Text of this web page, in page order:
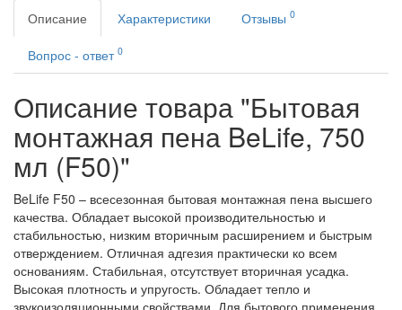
Описание
Характеристики Отзывы 0
Вопрос - ответ 0
Описание товара "Бытовая
монтажная пена BeLife, 750
мл (F50)"
BeLife F50 – всесезонная бытовая монтажная пена высшего
качества. Обладает высокой производительностью и
стабильностью, низким вторичным расширением и быстрым
отверждением. Отличная адгезия практически ко всем
основаниям. Стабильная, отсутствует вторичная усадка.
Высокая плотность и упругость. Обладает тепло и
звукоизоляционными свойствами. Для бытового применения.